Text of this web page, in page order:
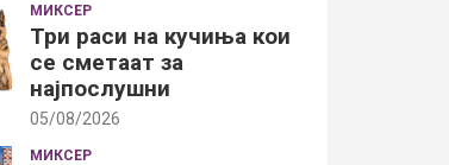
МИКСЕР
Три раси на кучиња кои
се сметаат за
најпослушни
05/08/2026
МИКСЕР